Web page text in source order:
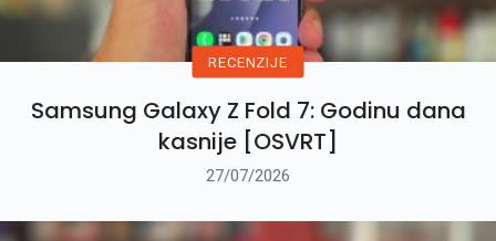
RECENZIJE
Samsung Galaxy Z Fold 7: Godinu dana
kasnije [OSVRT]
27/07/2026